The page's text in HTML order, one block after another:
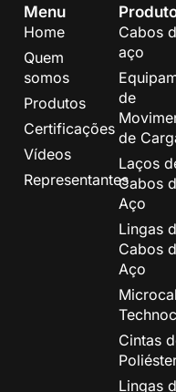
Menu
Home
Quem
somos
Produtos
Certificações
Vídeos
Representantes
Cabos
aço
de
de
Laços
Cabos
Aço
Lingas
Cabos
Aço
Cintas
Lingas